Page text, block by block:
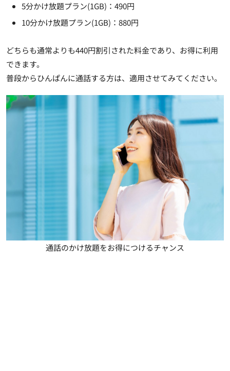
5分かけ放題プラン(1GB)：490円
10分かけ放題プラン(1GB)：880円
どちらも通常よりも440円割引された料金であり、お得に利用
できます。
普段からひんぱんに通話する方は、適用させてみてください。
通話のかけ放題をお得につけるチャンス